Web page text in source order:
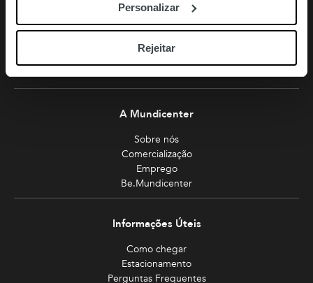
Personalizar
Rejeitar
Turismo
Planeie sua visita
A Mundicenter
Sobre nós
Comercialização
Emprego
Be.Mundicenter
Informações Úteis
Como chegar
Estacionamento
Perguntas Frequentes